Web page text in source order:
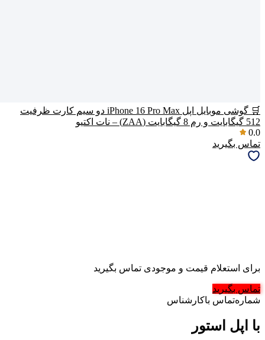
🛒 گوشی موبایل اپل iPhone 16 Pro Max دو سیم کارت ظرفیت
512 گیگابایت و رم 8 گیگابایت (ZAA) – نات اکتیو
0.0
تماس بگیرید
برای استعلام قیمت و موجودی تماس بگیرید
تماس بگیرید
شماره‌تماس‌ با‌کارشناس
با اپل استور